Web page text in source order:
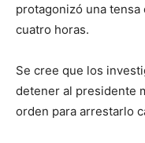
protagonizó una
cuatro horas.
Se cree que los
detener al presidente
orden para arrestarlo